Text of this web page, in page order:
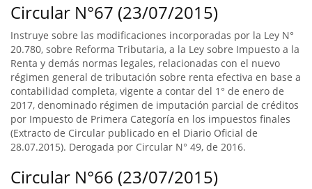
Circular N°67 (23/07/2015)
Instruye sobre las modificaciones incorporadas por la Ley N°
20.780, sobre Reforma Tributaria, a la Ley sobre Impuesto a la
Renta y demás normas legales, relacionadas con el nuevo
régimen general de tributación sobre renta efectiva en base a
contabilidad completa, vigente a contar del 1° de enero de
2017, denominado régimen de imputación parcial de créditos
por Impuesto de Primera Categoría en los impuestos finales
(Extracto de Circular publicado en el Diario Oficial de
28.07.2015). Derogada por Circular N° 49, de 2016.
Circular N°66 (23/07/2015)